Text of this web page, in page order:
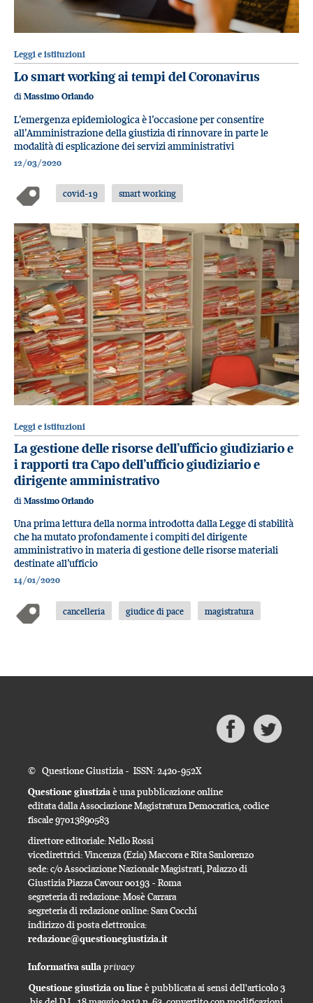
Leggi e istituzioni
Lo smart working ai tempi del Coronavirus
di Massimo Orlando
L’emergenza epidemiologica è l’occasione per consentire
all’Amministrazione della giustizia di rinnovare in parte le
modalità di esplicazione dei servizi amministrativi
12/03/2020
covid-19 smart working
Leggi e istituzioni
La gestione delle risorse dell’ufficio giudiziario e
i rapporti tra Capo dell’ufficio giudiziario e
dirigente amministrativo
di Massimo Orlando
Una prima lettura della norma introdotta dalla Legge di stabilità
che ha mutato profondamente i compiti del dirigente
amministrativo in materia di gestione delle risorse materiali
destinate all’ufficio
14/01/2020
cancelleria giudice di pace magistratura
© Questione Giustizia - ISSN: 2420-952X
Questione giustiziaè una pubblicazione online
editata dalla Associazione Magistratura Democratica, codice
fiscale 97013890583
direttore editoriale: Nello Rossi
vicedirettrici: Vincenza (Ezia) Maccora e Rita Sanlorenzo
sede: c/o Associazione Nazionale Magistrati, Palazzo di
Giustizia Piazza Cavour 00193 - Roma
segreteria di redazione: Mosè Carrara
segreteria di redazione online: Sara Cocchi
indirizzo di posta elettronica:
redazione@questionegiustizia.it
Informativa sullaprivacy
Questione giustizia on lineè pubblicata ai sensi dell'articolo 3